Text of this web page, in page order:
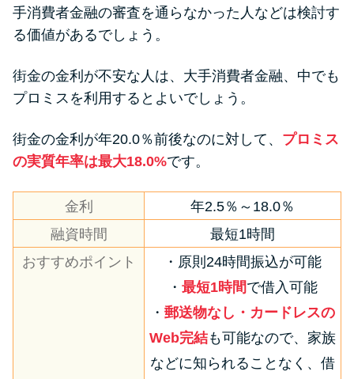
手消費者金融の審査を通らなかった人などは検討す
る価値があるでしょう。
街金の金利が不安な人は、大手消費者金融、中でも
プロミスを利用するとよいでしょう。
街金の金利が年20.0％前後なのに対して、 プロミス
の実質年率は最大18.0%です。
金利
年2.5％～18.0％
融資時間
最短1時間
おすすめポイント
・原則24時間振込が可能
・ 最短1時間で借入可能
・ 郵送物なし・カードレスの
Web完結も可能なので、家族
などに知られることなく、借